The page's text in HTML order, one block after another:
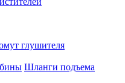
глушителя
Шланги подъема